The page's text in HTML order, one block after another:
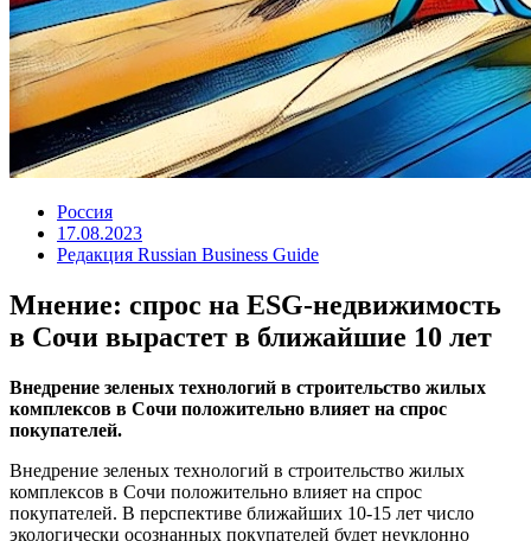
Россия
17.08.2023
Редакция Russian Business Guide
Мнение: спрос на ESG-недвижимость
в Сочи вырастет в ближайшие 10 лет
Внедрение зеленых технологий в строительство жилых
комплексов в Сочи положительно влияет на спрос
покупателей.
Внедрение зеленых технологий в строительство жилых
комплексов в Сочи положительно влияет на спрос
покупателей. В перспективе ближайших 10-15 лет число
экологически осознанных покупателей будет неуклонно